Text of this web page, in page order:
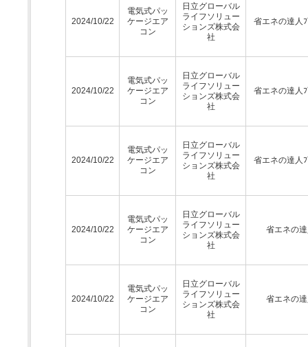
2024/10/22
電気式パッ
ケージエア
コン
日立グローバル
ライフソリュー
ションズ株式会
社
省エネの達人ﾌ
2024/10/22
電気式パッ
ケージエア
コン
日立グローバル
ライフソリュー
ションズ株式会
社
省エネの達人ﾌ
2024/10/22
電気式パッ
ケージエア
コン
日立グローバル
ライフソリュー
ションズ株式会
社
省エネの達人ﾌ
2024/10/22
電気式パッ
ケージエア
コン
日立グローバル
ライフソリュー
ションズ株式会
社
省エネの
2024/10/22
電気式パッ
ケージエア
コン
日立グローバル
ライフソリュー
ションズ株式会
社
省エネの